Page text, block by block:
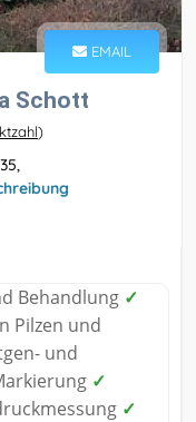
EMAIL
Schott
)
Behandlung ✓
Pilzen und
und
✓
✓